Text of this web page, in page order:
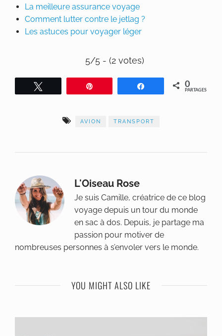
La meilleure assurance voyage
Comment lutter contre le jetlag ?
Les astuces pour voyager léger
5/5 - (2 votes)
Partagez 0
PARTAGES
AVION TRANSPORT
L'Oiseau Rose
Je suis Camille, créatrice de ce blog
voyage depuis un tour du monde
en sac à dos. Depuis, je partage ma
passion pour motiver de
nombreuses personnes à s’envoler vers le monde.
YOU MIGHT ALSO LIKE